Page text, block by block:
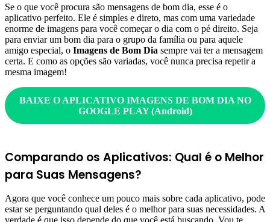
Se o que você procura são mensagens de bom dia, esse é o
aplicativo perfeito. Ele é simples e direto, mas com uma variedade
enorme de imagens para você começar o dia com o pé direito. Seja
para enviar um bom dia para o grupo da família ou para aquele
amigo especial, o Imagens de Bom Dia sempre vai ter a mensagem
certa. E como as opções são variadas, você nunca precisa repetir a
mesma imagem!
BAIXE O APLICATIVO IMAGENS DE BOM DIA NO
GOOGLE PLAY (Android)
Comparando os Aplicativos: Qual é o Melhor
para Suas Mensagens?
Agora que você conhece um pouco mais sobre cada aplicativo, pode
estar se perguntando qual deles é o melhor para suas necessidades. A
verdade é que isso depende do que você está buscando. Vou te